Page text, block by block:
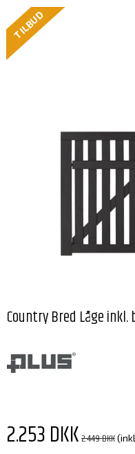
TILBUD
Country Bred Låge inkl.
2.253 DKK2.449 DKK